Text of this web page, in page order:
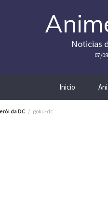
Noticias
07/
Inicio
da DC goku-dc